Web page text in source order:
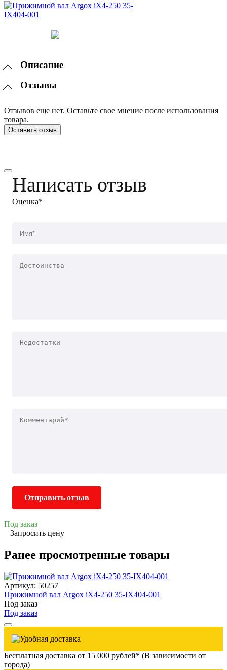
Описание
Отзывы
Отзывов еще нет. Оставьте свое мнение после использования
товара.
Оставить отзыв
Написать отзыв
Оценка*
Отправить отзыв
Под заказ
Запросить цену
Ранее просмотренные товары
Артикул: 50257
Прижимной вал Argox iX4-250 35-IX404-001
Под заказ
Под заказ
Бесплатная доставка от 15 000 рублей* (В зависимости от
города)